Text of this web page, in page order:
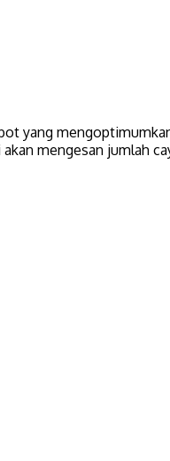
yang
mengesan jumlah